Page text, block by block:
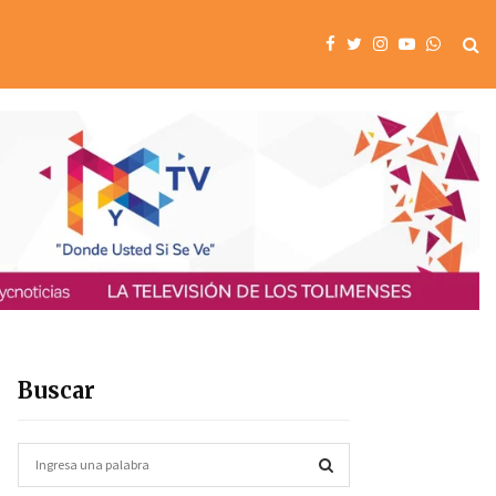
Buscar